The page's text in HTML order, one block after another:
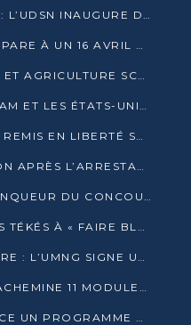
ENSEIGNEMENT SUPÉRIEUR : L’UDSN INAUGURE DES LABORATOIRES POUR BOOSTER LA FORMATION PRATIQUE
LA « VAGUE BLEUE » SE PRÉPARE À UN 16 AVRIL HISTORIQUE
LE CRS ALLIE EAU POTABLE ET AGRICULTURE SCOLAIRE AU CŒUR DE LA TRANSFORMATION DES ÉCOLES RURALES
CANTINES SCOLAIRES : LE PAM ET LES ÉTATS-UNIS AU CONTACT DES ÉCOLIERS DE KINKALA
LE RAPPEUR FREUD VINCES REMIS EN LIBERTÉ SOUS PRESSION MÉDIATIQUE
POINTE-NOIRE : INDIGNATION APRÈS L’ARRESTATION DU RAPPEUR FREUD VINCES
OWEN OKANDZE SACRÉ VAINQUEUR DU CONCOURS SLAM POUR LA VIE
NINON GOUAMBA INVITE LES TÉKÉS À « FAIRE BLOC » POUR PESER DANS LE DÉBAT NATIONAL
COOPÉRATION UNIVERSITAIRE : L’UMNG SIGNE UN ACCORD STRATÉGIQUE AVEC L’UNIVERSITÉ HAINAN EN CHINE
LOGISTIQUE : AGL CONGO ACHEMINE 11 MODULES GÉANTS JUSQU’À BRAZZAVILLE
LA BANQUE MONDIALE LANCE UN PROGRAMME DE 394 MILLIONS DE DOLLARS POUR LE BASSIN DU CONGO